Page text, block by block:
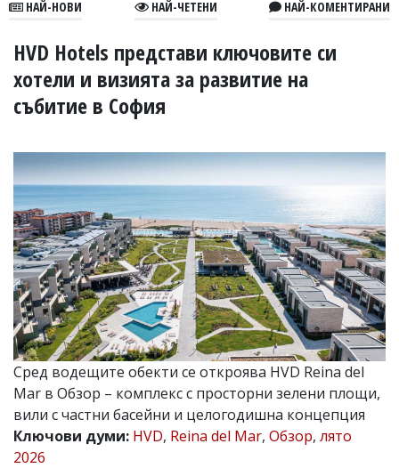
В
УКРАЙНА
СПОРТ
БИЗНЕС
ЮГ
Управители:
Веселин
Василев,
email:
v.vasilev@flagman.bg
Катя
Касабова,
еmail:k.kassabova@flagman.bg
Главен
редактор:
Иван
Колев,
email:
office@flagman.bg
НАЙ-НОВИ НАЙ-ЧЕТЕНИ НАЙ-КОМЕНТИРАНИ
HVD Hotels представи ключовите си
хотели и визията за развитие на
събитие в София
Сред водещите обекти се откроява HVD Reina del
Mar в Обзор – комплекс с просторни зелени площи,
вили с частни басейни и целогодишна концепция
Ключови думи: HVD, Reina del Mar, Обзор, лято
2026